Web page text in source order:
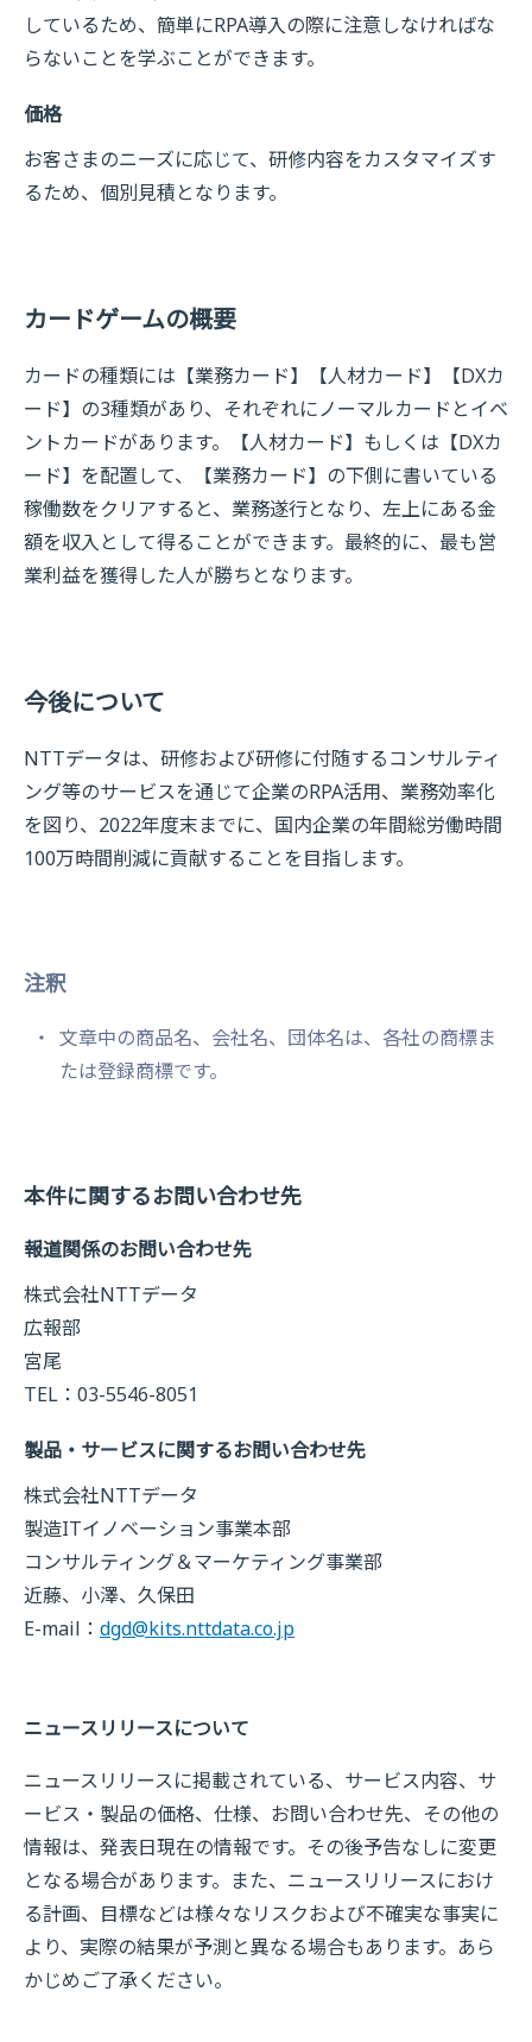
しているため、簡単にRPA導入の際に注意しなければな
らないことを学ぶことができます。
価格
お客さまのニーズに応じて、研修内容をカスタマイズす
るため、個別見積となります。
カードゲームの概要
カードの種類には【業務カード】【人材カード】【DXカ
ード】の3種類があり、それぞれにノーマルカードとイベ
ントカードがあります。【人材カード】もしくは【DXカ
ード】を配置して、【業務カード】の下側に書いている
稼働数をクリアすると、業務遂行となり、左上にある金
額を収入として得ることができます。最終的に、最も営
業利益を獲得した人が勝ちとなります。
今後について
NTTデータは、研修および研修に付随するコンサルティ
ング等のサービスを通じて企業のRPA活用、業務効率化
を図り、2022年度末までに、国内企業の年間総労働時間
100万時間削減に貢献することを目指します。
注釈
文章中の商品名、会社名、団体名は、各社の商標ま
たは登録商標です。
本件に関するお問い合わせ先
報道関係のお問い合わせ先
株式会社NTTデータ
広報部
宮尾
TEL：03-5546-8051
製品・サービスに関するお問い合わせ先
株式会社NTTデータ
製造ITイノベーション事業本部
コンサルティング＆マーケティング事業部
近藤、小澤、久保田
E-mail： dgd@kits.nttdata.co.jp
ニュースリリースについて
ニュースリリースに掲載されている、サービス内容、サ
ービス・製品の価格、仕様、お問い合わせ先、その他の
情報は、発表日現在の情報です。その後予告なしに変更
となる場合があります。また、ニュースリリースにおけ
る計画、目標などは様々なリスクおよび不確実な事実に
より、実際の結果が予測と異なる場合もあります。あら
かじめご了承ください。